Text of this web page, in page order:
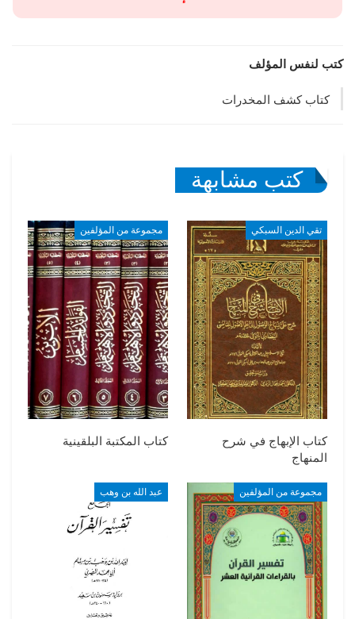
كتب لنفس المؤلف
كتاب كشف المخدرات
كتب مشابهة
تقي الدين السبكي
كتاب الإبهاج في شرح
المنهاج
مجموعة من المؤلفين
كتاب المكتبة البلقينية
مجموعة من المؤلفين عبد الله بن وهب